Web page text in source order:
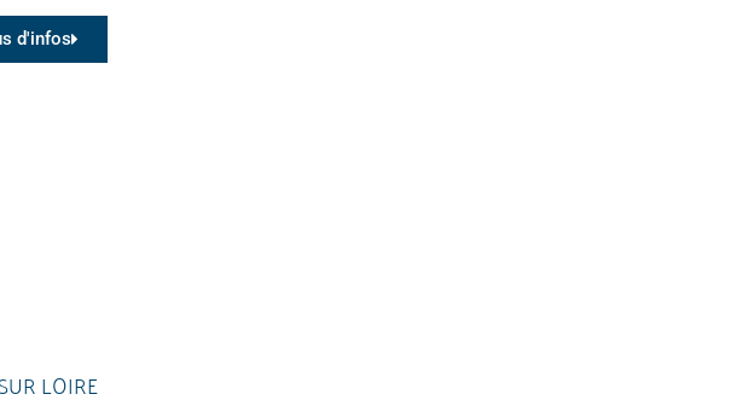
d'infos
LOIRE